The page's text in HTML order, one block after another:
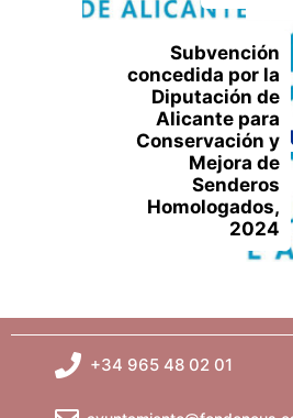
Subvención
concedida por la
Diputación de
Alicante para
Conservación y
Mejora de
Senderos
Homologados,
2024
+34 965 48 02 01